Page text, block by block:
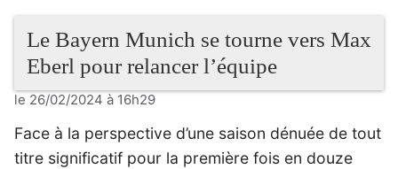
Le Bayern Munich se tourne vers Max
Eberl pour relancer l’équipe
le 26/02/2024 à 16h29
Face à la perspective d’une saison dénuée de tout
titre significatif pour la première fois en douze